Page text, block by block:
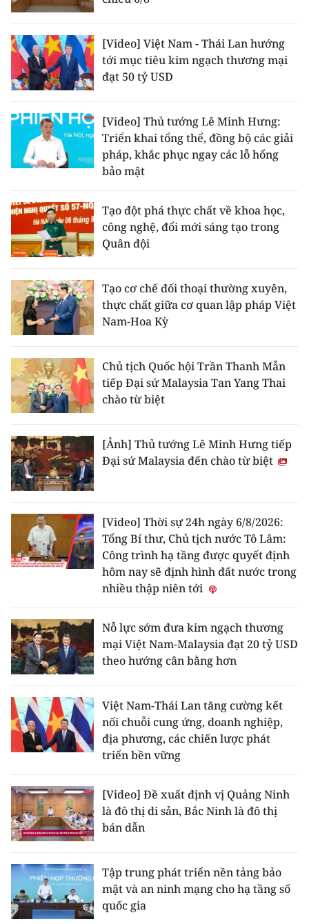
[Video] Việt Nam - Thái Lan hướng
tới mục tiêu kim ngạch thương mại
đạt 50 tỷ USD
[Video] Thủ tướng Lê Minh Hưng:
Triển khai tổng thể, đồng bộ các giải
pháp, khắc phục ngay các lỗ hổng
bảo mật
Tạo đột phá thực chất về khoa học,
công nghệ, đổi mới sáng tạo trong
Quân đội
Tạo cơ chế đối thoại thường xuyên,
thực chất giữa cơ quan lập pháp Việt
Nam-Hoa Kỳ
Chủ tịch Quốc hội Trần Thanh Mẫn
tiếp Đại sứ Malaysia Tan Yang Thai
chào từ biệt
[Ảnh] Thủ tướng Lê Minh Hưng tiếp
Đại sứ Malaysia đến chào từ biệt
[Video] Thời sự 24h ngày 6/8/2026:
Tổng Bí thư, Chủ tịch nước Tô Lâm:
Công trình hạ tầng được quyết định
hôm nay sẽ định hình đất nước trong
nhiều thập niên tới
Nỗ lực sớm đưa kim ngạch thương
mại Việt Nam-Malaysia đạt 20 tỷ USD
theo hướng cân bằng hơn
Việt Nam-Thái Lan tăng cường kết
nối chuỗi cung ứng, doanh nghiệp,
địa phương, các chiến lược phát
triển bền vững
[Video] Đề xuất định vị Quảng Ninh
là đô thị di sản, Bắc Ninh là đô thị
bán dẫn
Tập trung phát triển nền tảng bảo
mật và an ninh mạng cho hạ tầng số
quốc gia